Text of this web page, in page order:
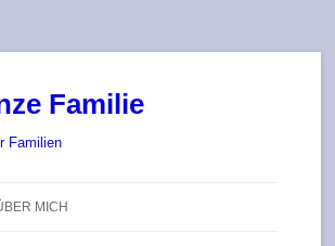
Familie
Familien
MICH